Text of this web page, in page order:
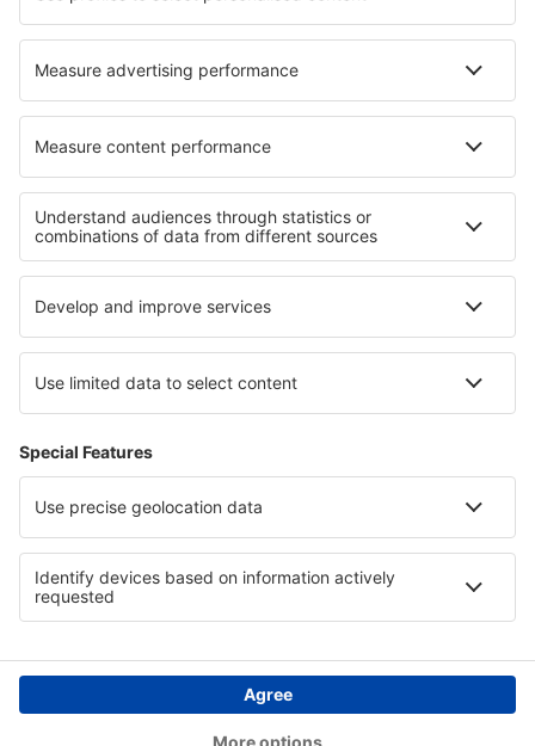
Air Europa
Wizz Air
Sobre eSky
Términos y condiciones
Mis reservas
Política de privacidad
Asistencia y contacto
Países
Páginas web internacionales
eSky.eu eSky.com eDestinos.com